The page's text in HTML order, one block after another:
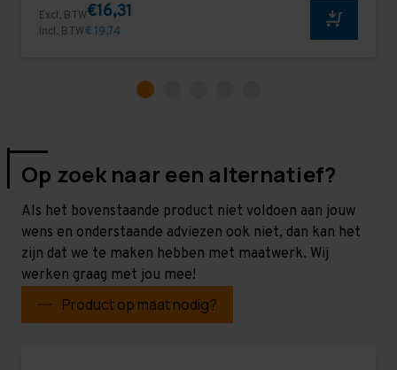
Excl. BTW€16,31
Incl. BTW€ 19,74
Op zoek naar een alternatief?
Als het bovenstaande product niet voldoen aan jouw
wens en onderstaande adviezen ook niet, dan kan het
zijn dat we te maken hebben met maatwerk. Wij
werken graag met jou mee!
Product op maat nodig?